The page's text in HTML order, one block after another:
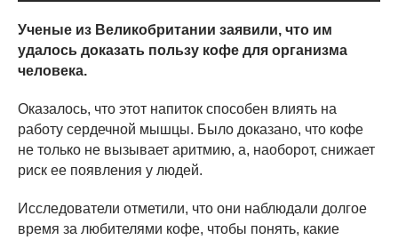
Ученые из Великобритании заявили, что им
удалось доказать пользу кофе для организма
человека.
Оказалось, что этот напиток способен влиять на
работу сердечной мышцы. Было доказано, что кофе
не только не вызывает аритмию, а, наоборот, снижает
риск ее появления у людей.
Исследователи отметили, что они наблюдали долгое
время за любителями кофе, чтобы понять, какие